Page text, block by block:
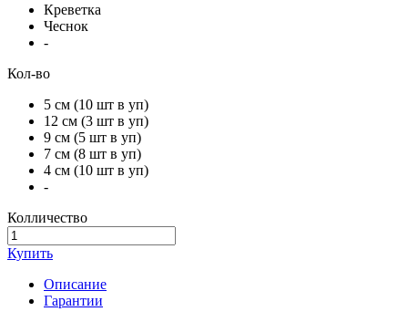
Креветка
Чеснок
-
Кол-во
5 см (10 шт в уп)
12 см (3 шт в уп)
9 см (5 шт в уп)
7 см (8 шт в уп)
4 см (10 шт в уп)
-
Колличество
Купить
Описание
Гарантии